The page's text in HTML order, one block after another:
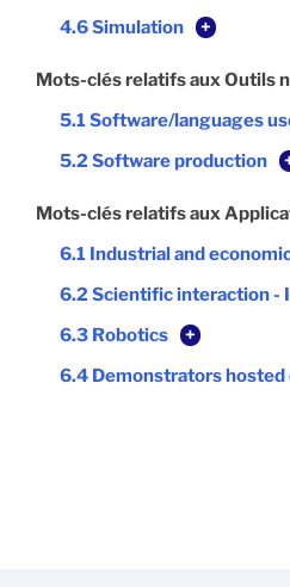
4.6 Simulation
+
Mots-clés relatifs aux Outils
5.1 Software/languages
5.2 Software production
Mots-clés relatifs aux
6.1 Industrial and
6.2 Scientific interaction -
6.3 Robotics
+
6.4 Demonstrators hosted